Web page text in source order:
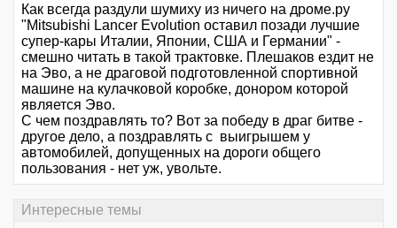
Как всегда раздули шумиху из ничего на дроме.ру
"Mitsubishi Lancer Evolution оставил позади лучшие
супер-кары Италии, Японии, США и Германии" -
смешно читать в такой трактовке. Плешаков ездит не
на Эво, а не драговой подготовленной спортивной
машине на кулачковой коробке, донором которой
является Эво.
С чем поздравлять то? Вот за победу в драг битве -
другое дело, а поздравлять с выигрышем у
автомобилей, допущенных на дороги общего
пользования - нет уж, увольте.
Интересные темы